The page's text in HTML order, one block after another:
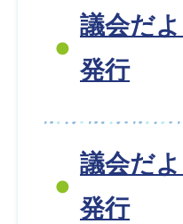
議会だ
発行
議会だ
発行